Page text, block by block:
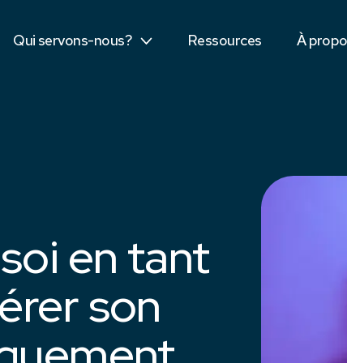
Qui servons-nous?
Étudiants Ressources ÀÉquipe
en tant
son